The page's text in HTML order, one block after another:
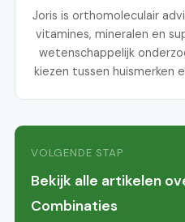
Joris is orthomoleculair
vitamines, mineralen en
wetenschappelijk
kiezen tussen huismerken
VOLGENDE STAP
Bekijk alle artikelen
Combinaties